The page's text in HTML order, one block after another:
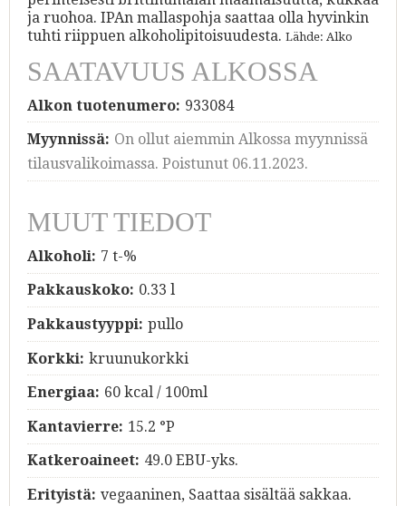
ja ruohoa. IPAn mallaspohja saattaa olla hyvinkin
tuhti riippuen alkoholipitoisuudesta. Lähde: Alko
SAATAVUUS ALKOSSA
Alkon tuotenumero: 933084
Myynnissä: On ollut aiemmin Alkossa myynnissä
tilausvalikoimassa. Poistunut 06.11.2023.
MUUT TIEDOT
Alkoholi: 7 t-%
Pakkauskoko: 0.33 l
Pakkaustyyppi: pullo
Korkki: kruunukorkki
Energiaa: 60 kcal / 100ml
Kantavierre: 15.2 °P
Katkeroaineet: 49.0 EBU-yks.
Erityistä: vegaaninen, Saattaa sisältää sakkaa.